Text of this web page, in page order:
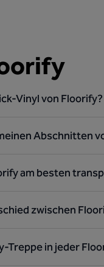
Vinyl von Floorify?
Abschnitten
am besten
zwischen
Treppe in jeder